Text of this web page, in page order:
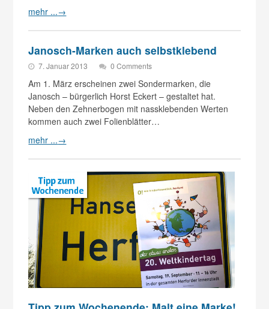
mehr ...→
Janosch-Marken auch selbstklebend
7. Januar 2013 0 Comments
Am 1. März erscheinen zwei Sondermarken, die
Janosch – bürgerlich Horst Eckert – gestaltet hat.
Neben den Zehnerbogen mit nassklebenden Werten
kommen auch zwei Folienblätter…
mehr ...→